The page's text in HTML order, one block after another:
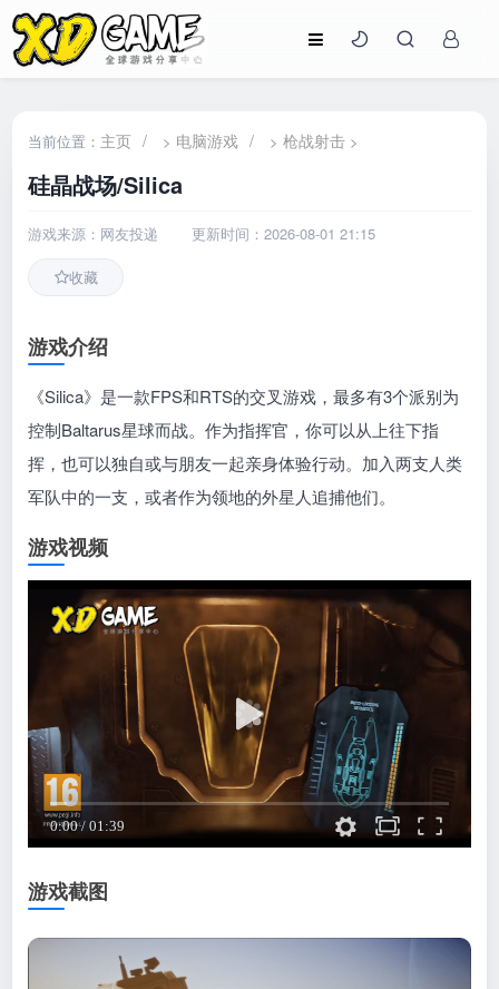
当前位置： 主页 / > 电脑游戏 / >枪战射击 >
硅晶战场/Silica
游戏来源：网友投递 更新时间：2026-08-01 21:15
收藏
游戏介绍
《Silica》是一款FPS和RTS的交叉游戏，最多有3个派别为
控制Baltarus星球而战。作为指挥官，你可以从上往下指
挥，也可以独自或与朋友一起亲身体验行动。加入两支人类
军队中的一支，或者作为领地的外星人追捕他们。
游戏视频
游戏截图